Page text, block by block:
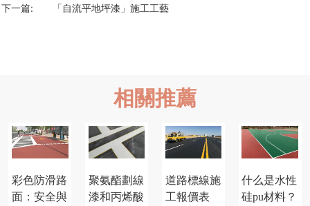
下一篇: 「自流平地坪漆」施工工藝
相關推薦
彩色防滑路
面：安全與
聚氨酯劃線
漆和丙烯酸
道路標線施
工報價表
什么是水性
硅pu材料？